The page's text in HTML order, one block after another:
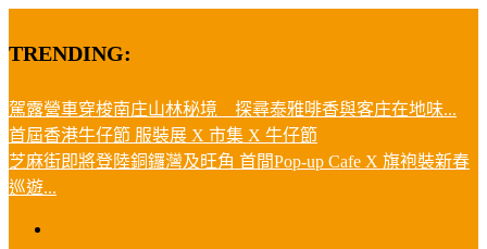
TRENDING:
駕露營車穿梭南庄山林秘境 探尋泰雅啡香與客庄在地味...
首屆香港牛仔節 服裝展 X 市集 X 牛仔節
芝麻街即將登陸銅鑼灣及旺角 首間Pop-up Cafe X 旗袍裝新春
巡遊...